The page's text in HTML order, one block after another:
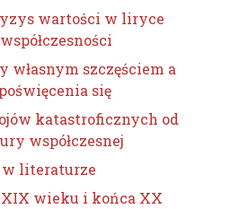
wartości w liryce
szczęściem a
się
katastroficznych od
współczesnej
w literaturze
wieku i końca XX